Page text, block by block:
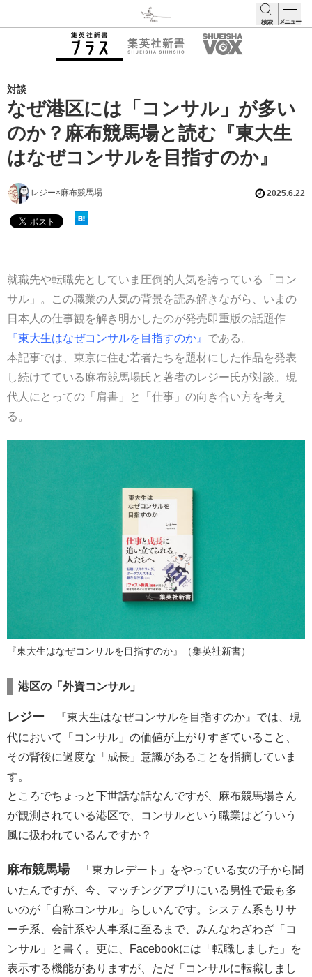
検索 メニュー
対談
なぜ港区には「コンサル」が多い
のか？麻布競馬場と読む『東大生
はなぜコンサルを目指すのか』
レジー×麻布競馬場 2025.6.22
就職先や転職先としていま圧倒的人気を誇っている「コン
サル」。この職業の人気の背景を読み解きながら、いまの
日本人の仕事観を解き明かしたのが発売即重版の話題作
『東大生はなぜコンサルを目指すのか』 である。
本記事では、東京に住む若者たちを題材にした作品を発表
し続けてている麻布競馬場氏と著者のレジー氏が対談。現
代人にとっての「肩書」と「仕事」の向き合い方を考え
る。
『東大生はなぜコンサルを目指すのか』（集英社新書）
港区の「外資コンサル」
レジー 『東大生はなぜコンサルを目指すのか』では、現
代において「コンサル」の価値が上がりすぎていること、
その背後に過度な「成長」意識があることを指摘していま
す。
ところでちょっと下世話な話なんですが、麻布競馬場さん
が観測されている港区で、コンサルという職業はどういう
風に扱われているんですか？
麻布競馬場「東カレデート」をやっている女の子から聞
いたんですが、今、マッチングアプリにいる男性で最も多
いのが「自称コンサル」らしいんです。システム系もリサ
ーチ系、会計系や人事系に至るまで、みんなわざわざ「コ
ンサル」と書く。更に、Facebookには「転職しました」を
表示する機能がありますが、ただ「コンサルに転職しまし